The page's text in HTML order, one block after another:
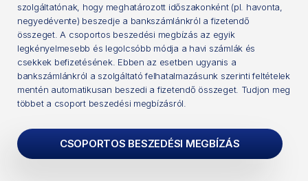
szolgáltatónak, hogy meghatározott időszakonként (pl. havonta,
negyedévente) beszedje a bankszámlánkról a fizetendő
összeget. A csoportos beszedési megbízás az egyik
legkényelmesebb és legolcsóbb módja a havi számlák és
csekkek befizetésének. Ebben az esetben ugyanis a
bankszámlánkról a szolgáltató felhatalmazásunk szerinti feltételek
mentén automatikusan beszedi a fizetendő összeget. Tudjon meg
többet a csoport beszedési megbízásról.
CSOPORTOS BESZEDÉSI MEGBÍZÁS